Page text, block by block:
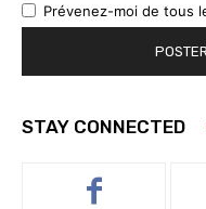
Prévenez-moi de tous
STAY CONNECTED